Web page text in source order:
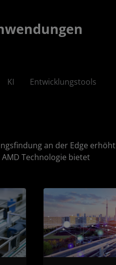
KI Entwicklungstools
an der Edge erhöht
Technologie bietet